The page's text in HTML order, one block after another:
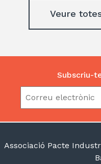
Veure
Subscriu-
Associació Pacte